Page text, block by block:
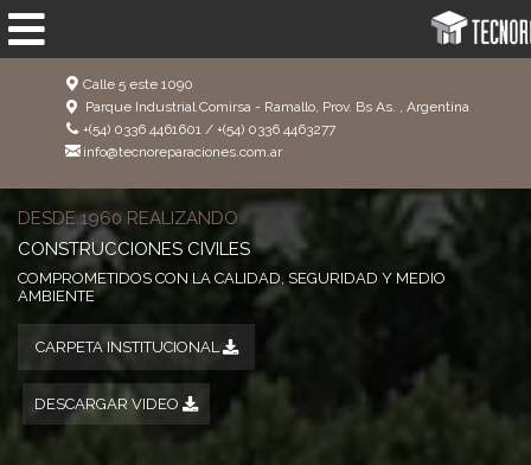
Calle 5 este 1090
Parque Industrial Comirsa - Ramallo, Prov. Bs As. , Argentina
+(54) 0336 4461601 / +(54) 0336 4463277
info@tecnoreparaciones.com.ar
DESDE 1960 REALIZANDO
CONSTRUCCIONES CIVILES
COMPROMETIDOS CON LA CALIDAD, SEGURIDAD Y MEDIO
AMBIENTE
CARPETA INSTITUCIONAL
DESCARGAR VIDEO